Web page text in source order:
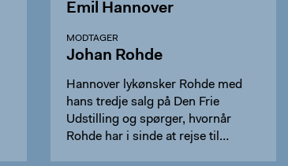
Emil Hannover
MODTAGER
Johan Rohde
Hannover lykønsker Rohde med
hans tredje salg på Den Frie
Udstilling og spørger, hvornår
Rohde har i sinde at rejse til…